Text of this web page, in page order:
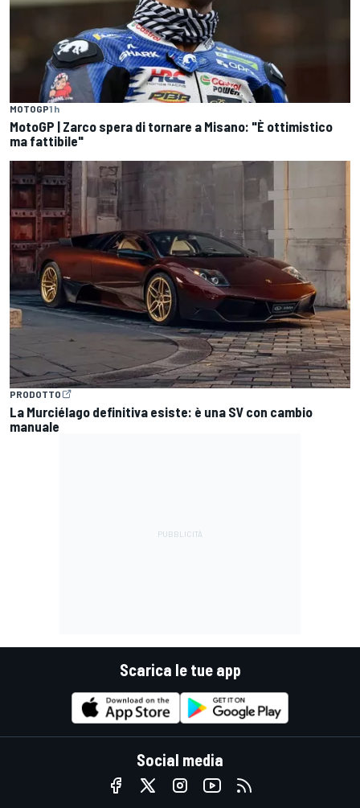
MOTOGP1 h
MotoGP | Zarco spera di tornare a Misano: "È ottimistico
ma fattibile"
PRODOTTO
La Murciélago definitiva esiste: è una SV con cambio
manuale
Scarica le tue app
Social media